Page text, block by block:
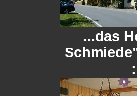
...das